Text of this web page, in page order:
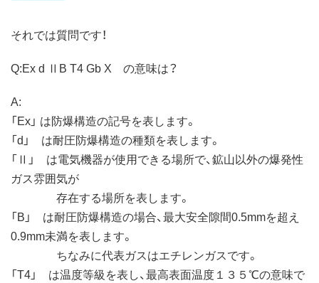
それでは質問です！
Q:Ex d ⅡB T4 Gb X の意味は？
A:
「Ex」 は防爆構造の記号を表します。
「d」 は耐圧防爆構造の種類を表します。
「Ⅱ」 は電気機器が使用できる場所で、鉱山以外の爆発性
ガス雰囲気が
存在する場所を表します。
「B」 は耐圧防爆構造の場合、最大安全隙間0.5mmを超え
0.9mm未満を表します。
ちなみに代表ガスはエチレンガスです。
「T4」 は温度等級を表し、最高表面温度１３５℃の意味で